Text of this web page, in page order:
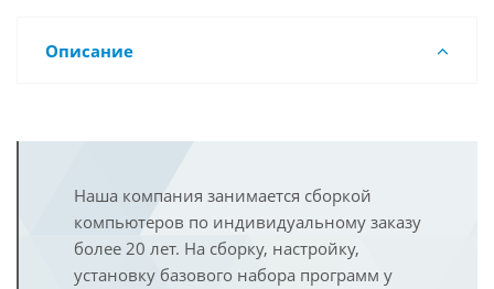
Описание
Наша компания занимается сборкой
компьютеров по индивидуальному заказу
более 20 лет. На сборку, настройку,
установку базового набора программ у